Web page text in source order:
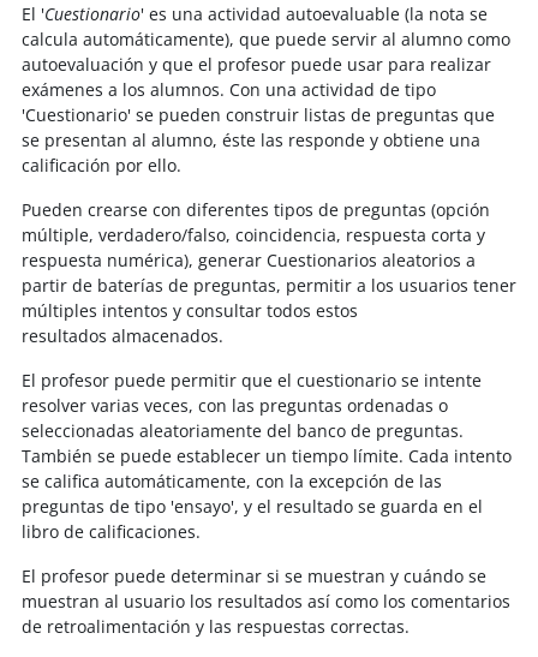
El 'Cuestionario' es una actividad autoevaluable (la nota se
calcula automáticamente), que puede servir al alumno como
autoevaluación y que el profesor puede usar para realizar
exámenes a los alumnos. Con una actividad de tipo
'Cuestionario' se pueden construir listas de preguntas que
se presentan al alumno, éste las responde y obtiene una
calificación por ello.
Pueden crearse con diferentes tipos de preguntas (opción
múltiple, verdadero/falso, coincidencia, respuesta corta y
respuesta numérica), generar Cuestionarios aleatorios a
partir de baterías de preguntas, permitir a los usuarios tener
múltiples intentos y consultar todos estos
resultados almacenados.
El profesor puede permitir que el cuestionario se intente
resolver varias veces, con las preguntas ordenadas o
seleccionadas aleatoriamente del banco de preguntas.
También se puede establecer un tiempo límite. Cada intento
se califica automáticamente, con la excepción de las
preguntas de tipo 'ensayo', y el resultado se guarda en el
libro de calificaciones.
El profesor puede determinar si se muestran y cuándo se
muestran al usuario los resultados así como los comentarios
de retroalimentación y las respuestas correctas.